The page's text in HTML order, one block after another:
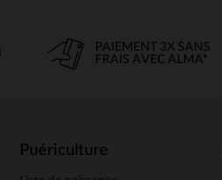
PAIEMENT 3X SANS
FRAIS AVEC ALMA*
Puériculture